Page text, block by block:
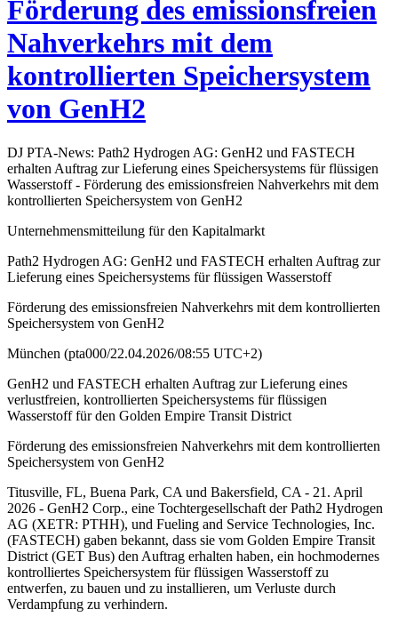
Förderung des emissionsfreien
Nahverkehrs mit dem
kontrollierten Speichersystem
von GenH2
DJ PTA-News: Path2 Hydrogen AG: GenH2 und FASTECH
erhalten Auftrag zur Lieferung eines Speichersystems für flüssigen
Wasserstoff - Förderung des emissionsfreien Nahverkehrs mit dem
kontrollierten Speichersystem von GenH2
Unternehmensmitteilung für den Kapitalmarkt
Path2 Hydrogen AG: GenH2 und FASTECH erhalten Auftrag zur
Lieferung eines Speichersystems für flüssigen Wasserstoff
Förderung des emissionsfreien Nahverkehrs mit dem kontrollierten
Speichersystem von GenH2
München (pta000/22.04.2026/08:55 UTC+2)
GenH2 und FASTECH erhalten Auftrag zur Lieferung eines
verlustfreien, kontrollierten Speichersystems für flüssigen
Wasserstoff für den Golden Empire Transit District
Förderung des emissionsfreien Nahverkehrs mit dem kontrollierten
Speichersystem von GenH2
Titusville, FL, Buena Park, CA und Bakersfield, CA - 21. April
2026 - GenH2 Corp., eine Tochtergesellschaft der Path2 Hydrogen
AG (XETR: PTHH), und Fueling and Service Technologies, Inc.
(FASTECH) gaben bekannt, dass sie vom Golden Empire Transit
District (GET Bus) den Auftrag erhalten haben, ein hochmodernes
kontrolliertes Speichersystem für flüssigen Wasserstoff zu
entwerfen, zu bauen und zu installieren, um Verluste durch
Verdampfung zu verhindern.